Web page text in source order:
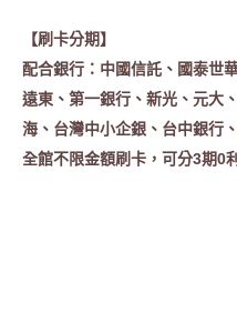
【刷卡分期】
配合銀行：中國信託、國泰世
遠東、第一銀行、新光、元大
海、台灣中小企銀、台中銀行
全館不限金額刷卡，可分3期0